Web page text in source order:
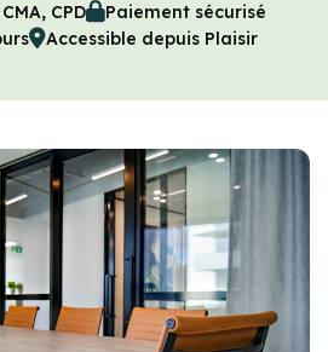
CPD
Paiement sécurisé
Accessible depuis Plaisir